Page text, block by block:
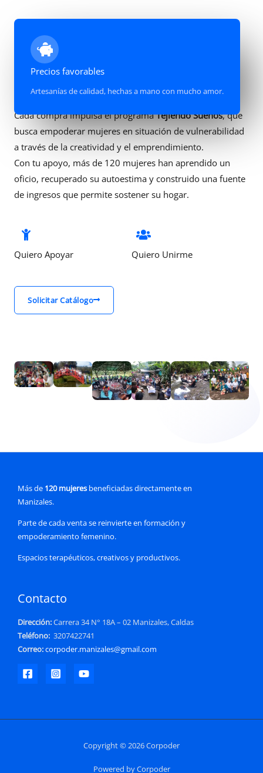
Precios favorables
Artesanías de calidad, hechas a mano con mucho amor.
Más que una Causa Social
Cada compra impulsa el programaTejiendo Sueños, que
busca empoderar mujeres en situación de vulnerabilidad
a través de la creatividad y el emprendimiento.
Con tu apoyo, más de 120 mujeres han aprendido un
oficio, recuperado su autoestima y construido una fuente
de ingresos que permite sostener su hogar.
Quiero Apoyar Quiero Unirme
Solicitar Catálogo
Más de 120 mujeres beneficiadas directamente en
Manizales.
Parte de cada venta se reinvierte en formación y
empoderamiento femenino.
Espacios terapéuticos, creativos y productivos.
Contacto
Dirección:Carrera 34 N° 18A – 02 Manizales, Caldas
Teléfono: 3207422741
Correo:corpoder.manizales@gmail.com
Copyright © 2026 Corpoder
Powered by Corpoder